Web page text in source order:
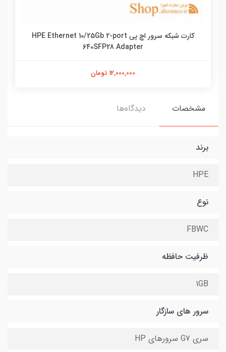
کارت شبکه سرور اچ پی HPE Ethernet 10/25Gb 2-port
640SFP28 Adapter
12,000,000 تومان
مشخصات دیدگاه‌ها
برند
HPE
نوع
FBWC
ظرفیت حافظه
1GB
سرور های سازگار
سری G7 سرورهای HP